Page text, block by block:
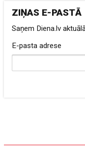
ZIŅAS E-PASTĀ
Saņem Diena.lv
E-pasta adrese